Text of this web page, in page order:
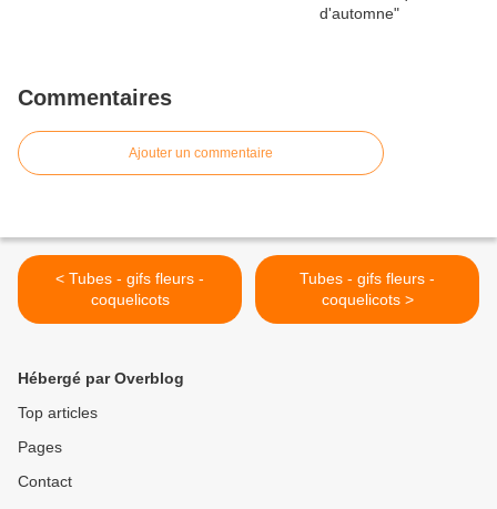
Commentaires
Ajouter un commentaire
< Tubes - gifs fleurs -
coquelicots
Tubes - gifs fleurs -
coquelicots >
Hébergé par Overblog
Top articles
Pages
Contact